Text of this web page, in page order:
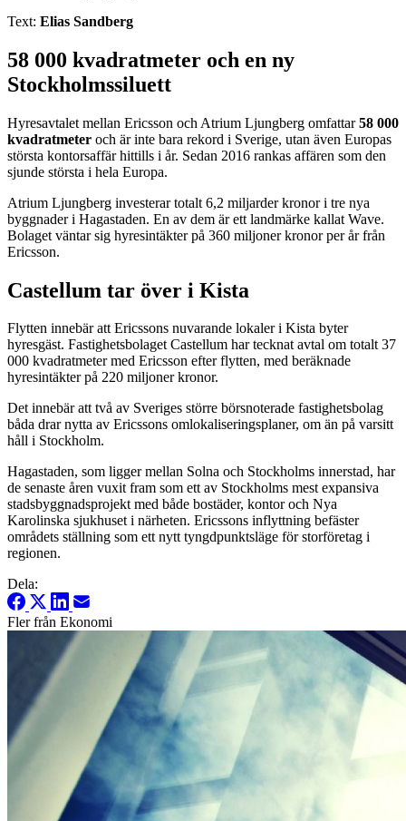
Text: Elias Sandberg
58 000 kvadratmeter och en ny
Stockholmssiluett
Hyresavtalet mellan Ericsson och Atrium Ljungberg omfattar58 000
kvadratmeter och är inte bara rekord i Sverige, utan även Europas
största kontorsaffär hittills i år. Sedan 2016 rankas affären som den
sjunde största i hela Europa.
Atrium Ljungberg investerar totalt 6,2 miljarder kronor i tre nya
byggnader i Hagastaden. En av dem är ett landmärke kallat Wave.
Bolaget väntar sig hyresintäkter på 360 miljoner kronor per år från
Ericsson.
Castellum tar över i Kista
Flytten innebär att Ericssons nuvarande lokaler i Kista byter
hyresgäst. Fastighetsbolaget Castellum har tecknat avtal om totalt 37
000 kvadratmeter med Ericsson efter flytten, med beräknade
hyresintäkter på 220 miljoner kronor.
Det innebär att två av Sveriges större börsnoterade fastighetsbolag
båda drar nytta av Ericssons omlokaliseringsplaner, om än på varsitt
håll i Stockholm.
Hagastaden, som ligger mellan Solna och Stockholms innerstad, har
de senaste åren vuxit fram som ett av Stockholms mest expansiva
stadsbyggnadsprojekt med både bostäder, kontor och Nya
Karolinska sjukhuset i närheten. Ericssons inflyttning befäster
områdets ställning som ett nytt tyngdpunktsläge för storföretag i
regionen.
Dela:
Fler från Ekonomi